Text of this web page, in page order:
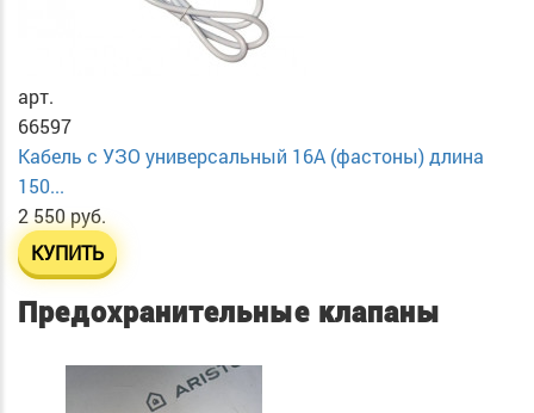
арт.
66597
Кабель с УЗО универсальный 16А (фастоны) длина
150...
2 550 руб.
КУПИТЬ
Предохранительные клапаны